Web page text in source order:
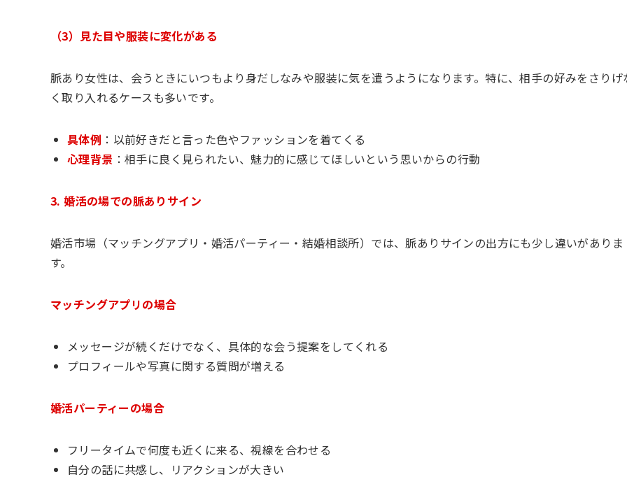
（3）見た目や服装に変化がある
脈あり女性は、会うときにいつもより身だしなみや服装に気を遣うようになります。特に、相手の好みをさりげ
く取り入れるケースも多いです。
具体例 ：以前好きだと言った色やファッションを着てくる
心理背景 ：相手に良く見られたい、魅力的に感じてほしいという思いからの行動
3. 婚活の場での脈ありサイン
婚活市場（マッチングアプリ・婚活パーティー・結婚相談所）では、脈ありサインの出方にも少し違いがありま
す。
マッチングアプリの場合
メッセージが続くだけでなく、具体的な会う提案をしてくれる
プロフィールや写真に関する質問が増える
婚活パーティーの場合
フリータイムで何度も近くに来る、視線を合わせる
自分の話に共感し、リアクションが大きい